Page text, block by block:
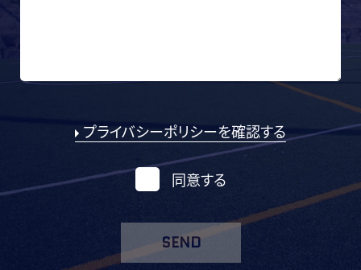
プライバシーポリシーを確認する
同意する
SEND